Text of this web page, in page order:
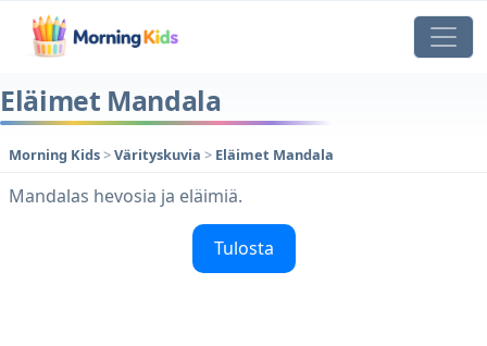
Eläimet Mandala
Morning Kids>Värityskuvia > Eläimet Mandala
Mandalas hevosia ja eläimiä.
Tulosta